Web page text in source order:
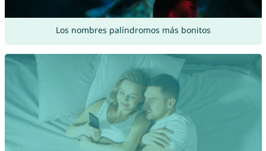
Los nombres palíndromos más bonitos